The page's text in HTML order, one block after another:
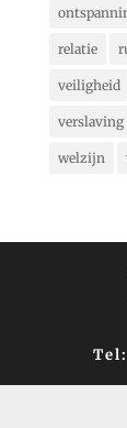
relatie
veiligheid
verslaving
welzijn